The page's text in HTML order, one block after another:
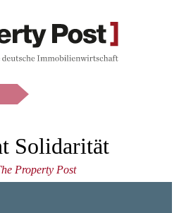
Solidarität
Property Post